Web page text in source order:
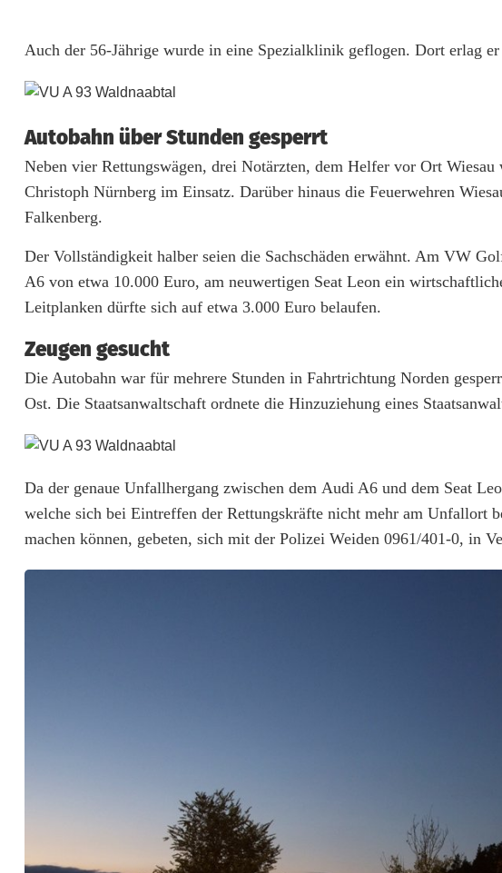
t
e
u
n
d
d
r
i
S
w
r
Auch der 56-Jährige wurde in eine Spezialklinik geflogen. Dort erlag
Autobahn über Stunden gesperrt
Neben vier Rettungswägen, drei Notärzten, dem Helfer vor Ort
Christoph Nürnberg im Einsatz. Darüber hinaus die Feuerwehren
Falkenberg.
Der Vollständigkeit halber seien die Sachschäden erwähnt. Am VW
A6 von etwa 10.000 Euro, am neuwertigen Seat Leon ein
Leitplanken dürfte sich auf etwa 3.000 Euro belaufen.
Zeugen gesucht
Die Autobahn war für mehrere Stunden in Fahrtrichtung Norden
Ost. Die Staatsanwaltschaft ordnete die Hinzuziehung eines
Da der genaue Unfallhergang zwischen dem Audi A6 und dem Seat
welche sich bei Eintreffen der Rettungskräfte nicht mehr am Unfallort
machen können, gebeten, sich mit der Polizei Weiden 0961/401-0, in